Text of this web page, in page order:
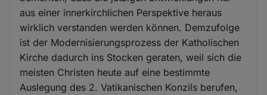
aus einer innerkirchlichen Perspektive heraus
wirklich verstanden werden können. Demzufolge
ist der Modernisierungsprozess der Katholischen
Kirche dadurch ins Stocken geraten, weil sich die
meisten Christen heute auf eine bestimmte
Auslegung des 2. Vatikanischen Konzils berufen,